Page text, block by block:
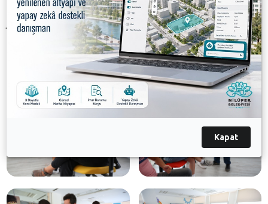
Katılımcılık Akademisi”nde gençlerin yazdığı projeler,
jüri üyeleri tarafından değerlendirilecek ve dereceye
giren proje ödüllendirilecek.
Kapat